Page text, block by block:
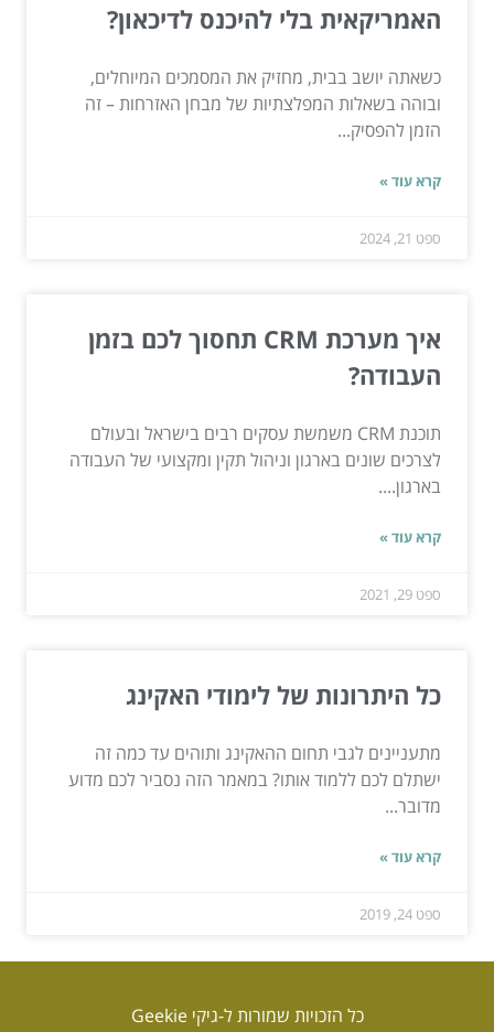
האמריקאית בלי להיכנס לדיכאון?
כשאתה יושב בבית, מחזיק את המסמכים המיוחלים,
ובוהה בשאלות המפלצתיות של מבחן האזרחות – זה
הזמן להפסיק...
קרא עוד »
ספט 21, 2024
איך מערכת CRM תחסוך לכם בזמן
העבודה?
תוכנת CRM משמשת עסקים רבים בישראל ובעולם
לצרכים שונים בארגון וניהול תקין ומקצועי של העבודה
בארגון....
קרא עוד »
ספט 29, 2021
כל היתרונות של לימודי האקינג
מתעניינים לגבי תחום ההאקינג ותוהים עד כמה זה
ישתלם לכם ללמוד אותו? במאמר הזה נסביר לכם מדוע
מדובר...
קרא עוד »
ספט 24, 2019
כל הזכויות שמורות ל-גיקי Geekie